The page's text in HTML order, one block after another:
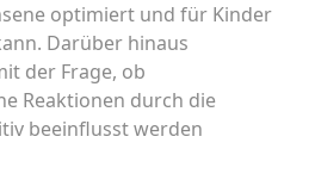
optimiert und für Kinder
Darüber hinaus
der Frage, ob
Reaktionen durch die
beeinflusst werden